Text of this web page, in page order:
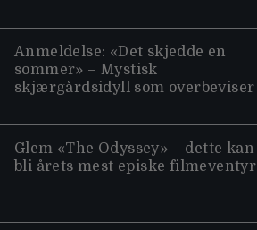
Anmeldelse: «Det skjedde en
sommer» – Mystisk
skjærgårdsidyll som overbeviser
Glem «The Odyssey» – dette kan
bli årets mest episke filmeventyr